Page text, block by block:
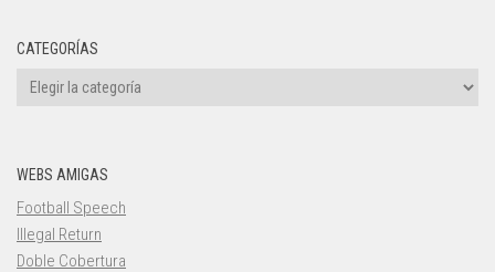
CATEGORÍAS
Categorías
WEBS AMIGAS
Football Speech
Illegal Return
Doble Cobertura